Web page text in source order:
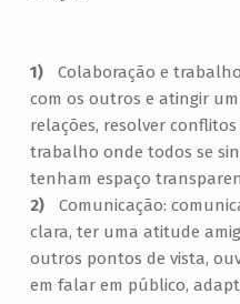
Colaboração e
com os outros e atingir
relações, resolver
trabalho onde todos se
tenham espaço
Comunicação:
clara, ter uma atitude
outros pontos de vista,
em falar em público,